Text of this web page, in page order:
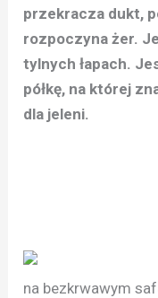
przekracza dukt,
rozpoczyna żer.
tylnych łapach.
półkę, na której
dla jeleni.
na bezkrwawym